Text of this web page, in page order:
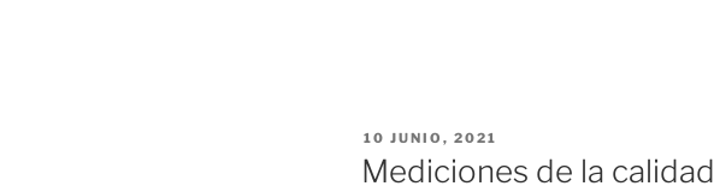
PUBLICADO
EL
10 JUNIO, 2021
Mediciones de la